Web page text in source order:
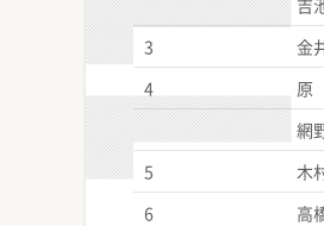
吉
3
金
4
原
網
5
木
6
高